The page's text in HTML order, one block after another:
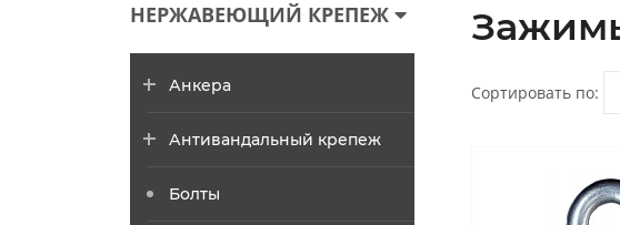
Сортировать по:
НЕРЖАВЕЮЩИЙ КРЕПЕЖ
Анкера
Антивандальный крепеж
Болты